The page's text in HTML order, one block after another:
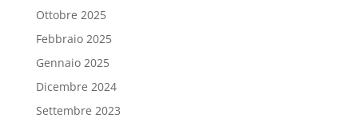
Ottobre 2025
Febbraio 2025
Gennaio 2025
Dicembre 2024
Settembre 2023